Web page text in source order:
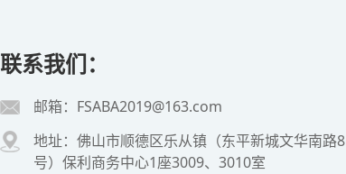
联系我们：
邮箱：FSABA2019@163.com
地址：佛山市顺德区乐从镇（东平新城文华南路8
号）保利商务中心1座3009、3010室